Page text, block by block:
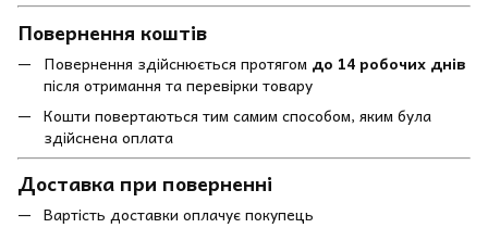
Повернення коштів
Повернення здійснюється протягом до 14 робочих днів
після отримання та перевірки товару
Кошти повертаються тим самим способом, яким була
здійснена оплата
Доставка при поверненні
Вартість доставки оплачує покупець